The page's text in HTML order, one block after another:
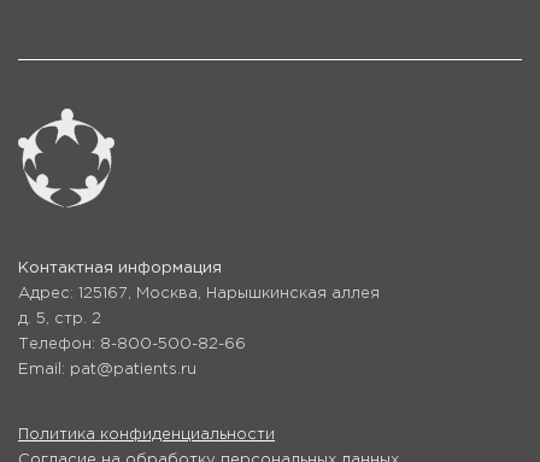
Контактная информация
Адрес: 125167, Москва, Нарышкинская аллея
д. 5, стр. 2
Телефон: 8-800-500-82-66
Email: pat@patients.ru
Политика конфиденциальности